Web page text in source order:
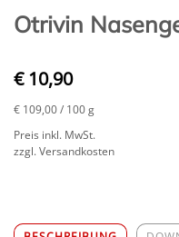
Otrivin
€ 10,90
€ 109,00/ 100 g
Preis inkl. MwSt.
zzgl. Versandkosten